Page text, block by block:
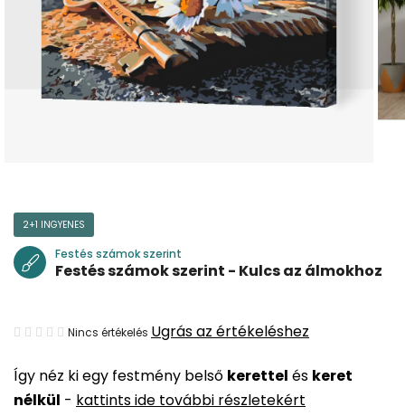
Így néz ki egy festmény belső kerettel és keret
nélkül - kattints ide további részletekért
2+1 INGYENES
Festés számok szerint
Festés számok szerint - Kulcs az álmokhoz
A
átlagos
értékelése
Nincs értékelés Ugrás az értékeléshez